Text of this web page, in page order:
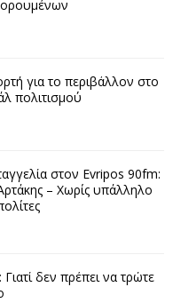
για το περιβάλλον στο
πολιτισμού
στον Evripos 90fm:
– Χωρίς υπάλληλο
δεν πρέπει να τρώτε